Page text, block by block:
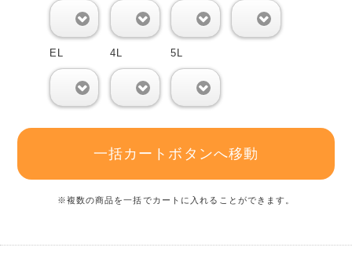
EL 4L 5L
一括カートボタンへ移動
※複数の商品を一括でカートに入れることができます。